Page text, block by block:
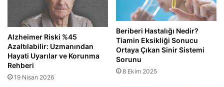
Alzheimer Riski %45
Azaltılabilir: Uzmanından
Hayati Uyarılar ve Korunma
Rehberi
19 Nisan 2026
Beriberi Hastalığı Nedir?
Tiamin Eksikliği Sonucu
Ortaya Çıkan Sinir Sistemi
Sorunu
8 Ekim 2025